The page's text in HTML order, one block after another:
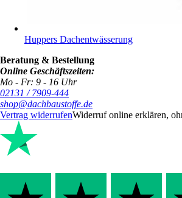
Huppers Dachentwässerung
Beratung & Bestellung
Online Geschäftszeiten:
Mo - Fr: 9 - 16 Uhr
02131 / 7909-444
shop@dachbaustoffe.de
Vertrag widerrufenWiderruf online erklären,